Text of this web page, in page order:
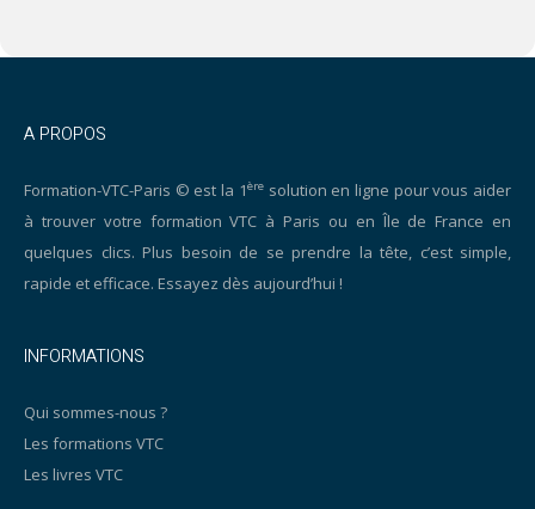
A PROPOS
Formation-VTC-Paris © est la 1èresolution en ligne pour vous aider
à trouver votre formation VTC à Paris ou en Île de France en
quelques clics. Plus besoin de se prendre la tête, c’est simple,
rapide et efficace. Essayez dès aujourd’hui !
INFORMATIONS
Qui sommes-nous ?
Les formations VTC
Les livres VTC